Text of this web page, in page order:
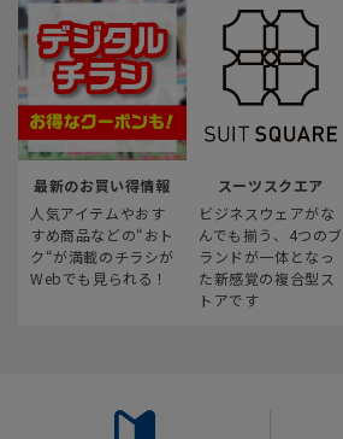
最新のお買い得情報
人気アイテムやおす
すめ商品などの“おト
ク“が満載のチラシが
Webでも見られる！
スーツスクエア
ビジネスウェアがな
んでも揃う、4つのブ
ランドが一体となっ
た新感覚の複合型ス
トアです